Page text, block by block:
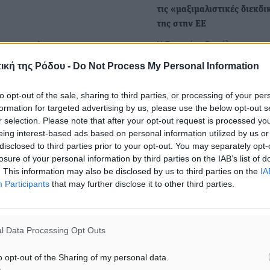
της Ρόδου - Do Not Process My Personal Information
opt-out of the sale, sharing to third parties, or processing of your
for targeted advertising by us, please use the below opt-out
selection. Please note that after your opt-out request is processed
interest-based ads based on personal information utilized by us
to third parties prior to your opt-out. You may separately
of your personal information by third parties on the IAB’s list of
This information may also be disclosed by us to third parties on the
Participants that may further disclose it to other third parties.
Data Processing Opt Outs
opt-out of the Sharing of my personal data.
υπάλληλος της Δ/νσης
παραπάνω έγγραφο.
παιχνίδι σε βάρος
ασφαλισμένους που
παρακαλούμε να
ότι πρέπει να
του ΙΚΑ στον
ασφαλισμένοι με
100 χλμ. για να
τις «μαξιμαλιστικές
της στην ΕΕ
Η Τουρκία εξαπέλυσε
Κυπριακής Δημοκρατίας
Aνεβάζει ξανά τους τόνους
Ερντογάν: Κατηγορεί την
για "επιθετικές ενέργειες
Αιγαίο"
Ανεβαίνουν οι τόνοι στην
πρόεδρο Ρετζέπ Ταγίπ